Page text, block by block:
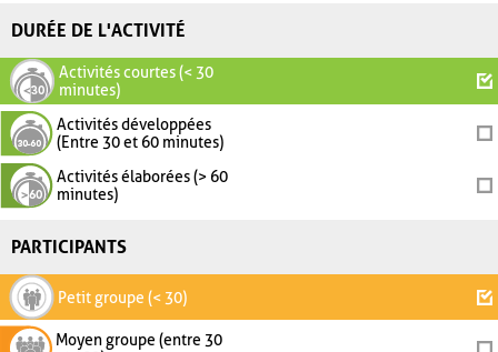
DURÉE DE L'ACTIVITÉ
Activités courtes (< 30
minutes)
Activités développées
(Entre 30 et 60 minutes)
Activités élaborées (> 60
minutes)
PARTICIPANTS
Petit groupe (< 30)
Moyen groupe (entre 30